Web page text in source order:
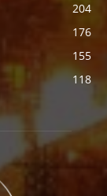
204
176
155
118